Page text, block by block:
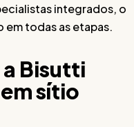
integrados, o
em todas as etapas.
Bisutti
sítio